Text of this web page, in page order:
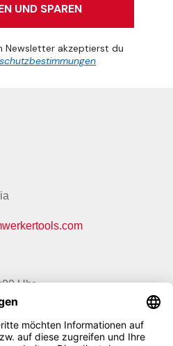
UND SPAREN
Newsletter akzeptierst du
Uhr
474 40